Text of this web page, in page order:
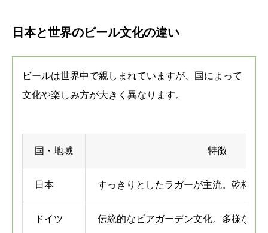
日本と世界のビール文化の違い
ビールは世界中で親しまれていますが、国によって
文化や楽しみ方が大きく異なります。
国・地域 特徴
日本 すっきりとしたラガーが主流。乾杯文
ドイツ 伝統的なビアガーデン文化。多様なビ